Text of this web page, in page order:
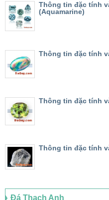
Thông tin đặc tính
(Aquamarine)
Thông tin đặc tính
Thông tin đặc tính
Thông tin đặc tính
Đá Thạch Anh